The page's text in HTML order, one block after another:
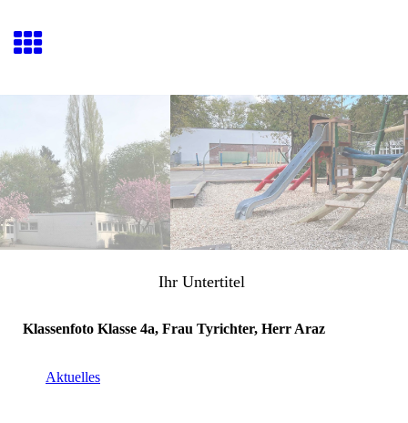
Ihr Untertitel
Klassenfoto Klasse 4a, Frau Tyrichter, Herr Araz
Aktuelles